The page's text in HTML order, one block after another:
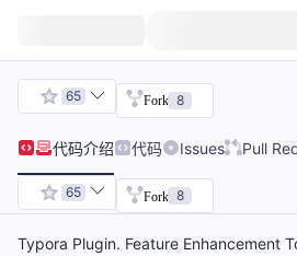
65 Fork 8
代码介绍 代码 Issues Pull
65 Fork 8
Typora Plugin. Feature Enhancement